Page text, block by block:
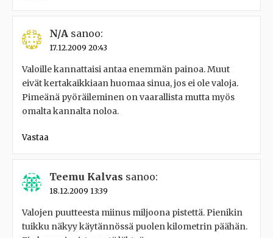
N/A sanoo:
17.12.2009 20:43
Valoille kannattaisi antaa enemmän painoa. Muut
eivät kertakaikkiaan huomaa sinua, jos ei ole valoja.
Pimeänä pyöräileminen on vaarallista mutta myös
omalta kannalta noloa.
Vastaa
Teemu Kalvas sanoo:
18.12.2009 13:39
Valojen puutteesta miinus miljoona pistettä. Pienikin
tuikku näkyy käytännössä puolen kilometrin päähän.